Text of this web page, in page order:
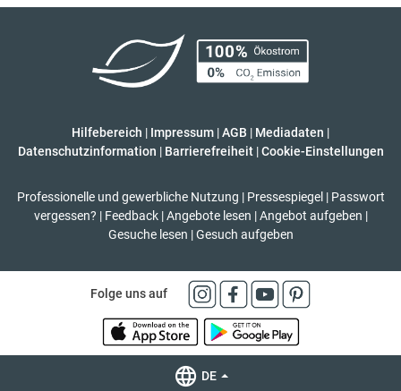
Hilfebereich | Impressum |AGB | Mediadaten |
Datenschutzinformation | Barrierefreiheit | Cookie-Einstellungen
Professionelle und gewerbliche Nutzung | Pressespiegel | Passwort
vergessen? | Feedback | Angebote lesen | Angebot aufgeben |
Gesuche lesen | Gesuch aufgeben
Folge uns auf
DE